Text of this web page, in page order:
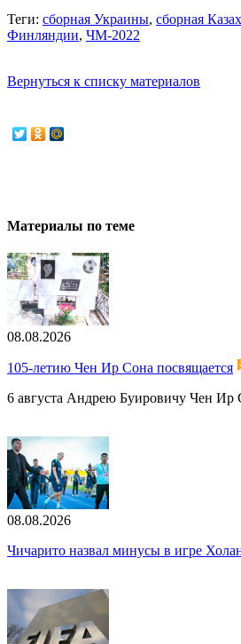
Теги: сборная Украины, сборная
Финляндии, ЧМ-2022
Вернуться к списку материалов
Материалы по теме
08.08.2026
105-летию Чен Ир Сона посвящается
6 августа Андрею Буировичу Чен Ир
08.08.2026
Чичарито назвал минусы в игре